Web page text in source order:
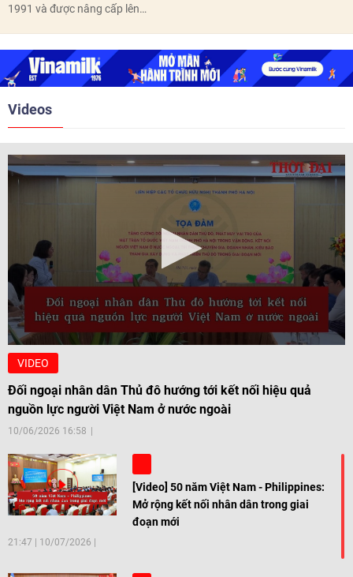
1991 và được nâng cấp lên
nghị Cấp cao vào các năm 2005,
2010, 2016, 2018, 2021.
Videos
VIDEO
Đối ngoại nhân dân Thủ đô hướng tới kết nối hiệu quả
nguồn lực người Việt Nam ở nước ngoài
10/06/2026 16:58
[Video] 50 năm Việt Nam - Philippines:
Mở rộng kết nối nhân dân trong giai
đoạn mới
21:47 10/07/2026